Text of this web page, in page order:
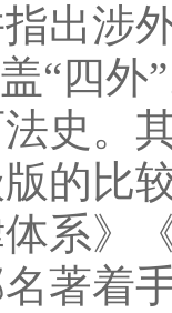
出涉
“四外”
史。
的比
体系》
名著着